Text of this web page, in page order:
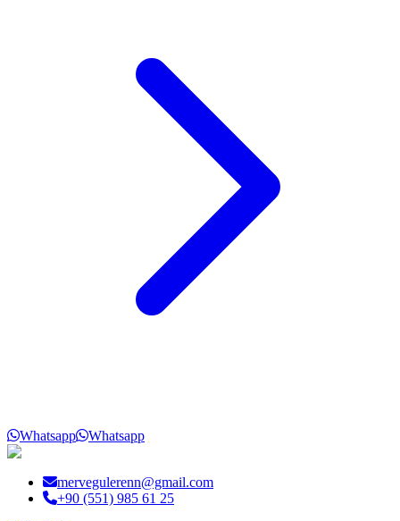
Whatsapp Whatsapp
mervegulerenn@gmail.com
+90 (551) 985 61 25